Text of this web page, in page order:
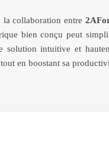
la collaboration entre
bien conçu peut
solution intuitive et
en boostant sa